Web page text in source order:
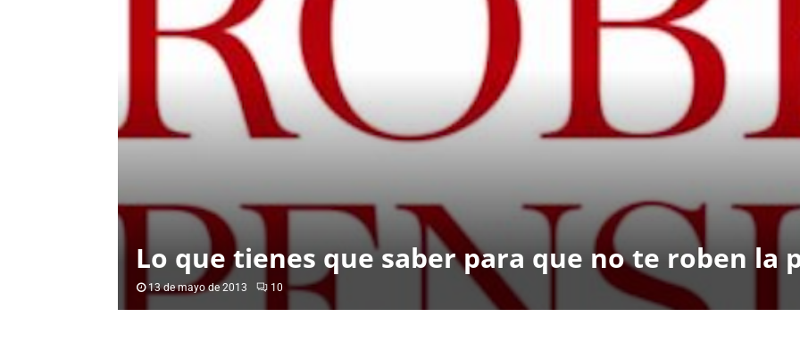
Lo que tienes que saber para que no te roben la
13 de mayo de 2013 10